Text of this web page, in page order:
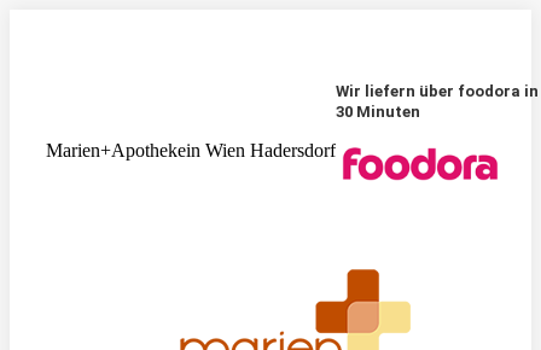
Marien+Apothekein Wien Hadersdorf
Wir liefern über foodora in
30 Minuten